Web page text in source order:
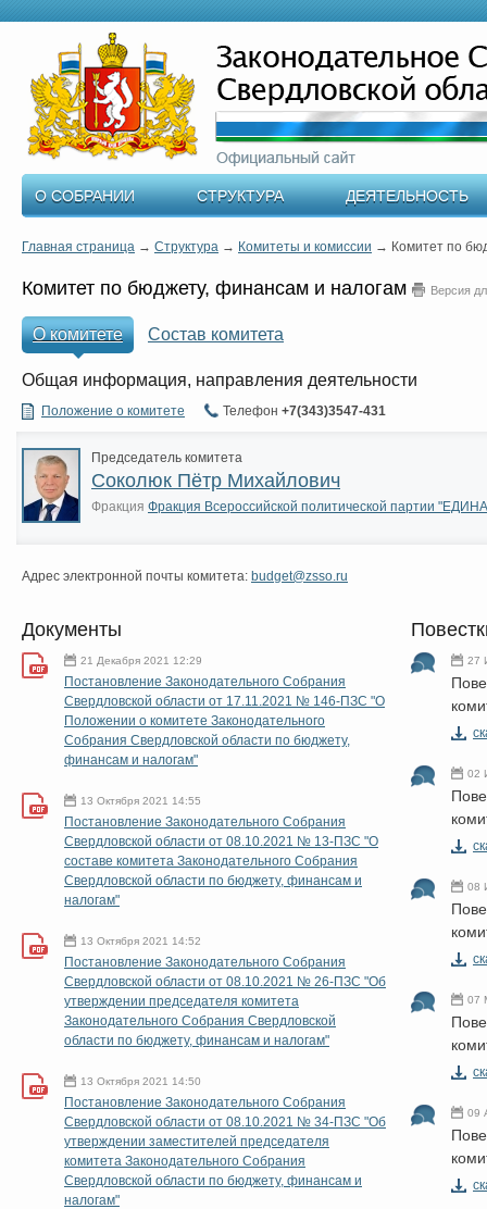
О СОБРАНИИ СТРУКТУРА ДЕЯТЕЛЬНОСТЬ
Главная страница → Структура → Комитеты и комиссии → Комитет по
Комитет по бюджету, финансам и налогам Версия
О комитете Состав комитета
Общая информация, направления деятельности
Положение о комитете Телефон +7(343)3547-431
Председатель комитета
Соколюк Пётр Михайлович
Фракция Фракция Всероссийской политической партии
Адрес электронной почты комитета: budget@zsso.ru
Документы
21 Декабря 2021 12:29
Постановление Законодательного Собрания
Свердловской области от 17.11.2021 № 146-ПЗС "О
Положении о комитете Законодательного
Собрания Свердловской области по бюджету,
финансам и налогам"
13 Октября 2021 14:55
Постановление Законодательного Собрания
Свердловской области от 08.10.2021 № 13-ПЗС "О
составе комитета Законодательного Собрания
Свердловской области по бюджету, финансам и
налогам"
13 Октября 2021 14:52
Постановление Законодательного Собрания
Свердловской области от 08.10.2021 № 26-ПЗС "Об
утверждении предcедателя комитета
Законодательного Собрания Свердловской
области по бюджету, финансам и налогам"
13 Октября 2021 14:50
Постановление Законодательного Собрания
Свердловской области от 08.10.2021 № 34-ПЗС "Об
утверждении заместителей председателя
комитета Законодательного Собрания
Свердловской области по бюджету, финансам и
налогам"
27
02
08
07
09